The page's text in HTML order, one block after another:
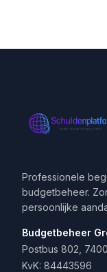
Professionele
budgetbeheer.
persoonlijke
Budgetbeheer
Postbus 802,
KvK: 84443596